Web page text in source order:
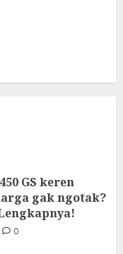
GS keren
gak ngotak?
0